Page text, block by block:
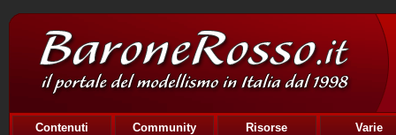
Contenuti Community Risorse Varie